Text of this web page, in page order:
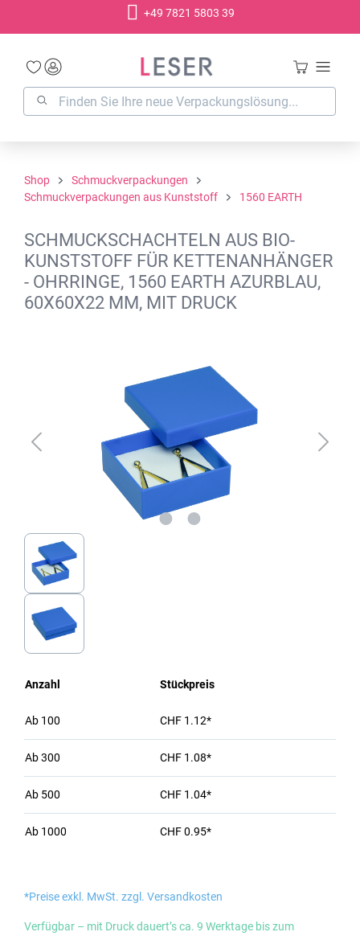
+49 7821 5803 39
Shop
Schmuckverpackungen
Schmuckverpackungen aus Kunststoff
1560 EARTH
SCHMUCKSCHACHTELN AUS BIO-
KUNSTSTOFF FÜR KETTENANHÄNGER
- OHRRINGE, 1560 EARTH AZURBLAU,
60X60X22 MM, MIT DRUCK
Anzahl Stückpreis
Ab 100 CHF 1.12*
Ab300 CHF 1.08*
Ab 500 CHF 1.04*
Ab 1000 CHF 0.95*
*Preise exkl. MwSt. zzgl. Versandkosten
Verfügbar – mit Druck dauert’s ca. 9 Werktage bis zum